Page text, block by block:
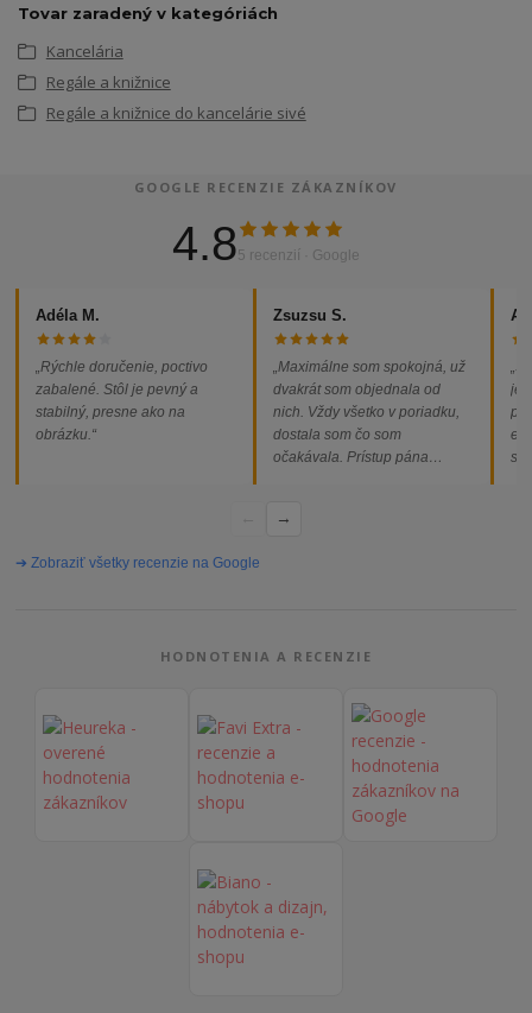
Tovar zaradený v kategóriách
Kancelária
Regále a knižnice
Regále a knižnice do kancelárie sivé
GOOGLE RECENZIE ZÁKAZNÍKOV
4.85 recenzií · Google
Adéla M.
„Rýchle doručenie, poctivo
zabalené. Stôl je pevný a
stabilný, presne ako na
obrázku.“
Zsuzsu S.
„Maximálne som spokojná, už
dvakrát som objednala od
nich. Vždy všetko v poriadku,
dostala som čo som
očakávala. Prístup pána
problémov. Vrele odporúčam!“
→
➔ Zobraziť všetky recenzie na Google
HODNOTENIA A RECENZIE